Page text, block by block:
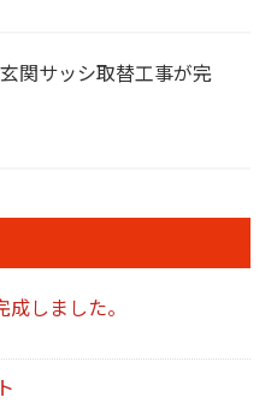
関サッシ取替工事が完
しました。